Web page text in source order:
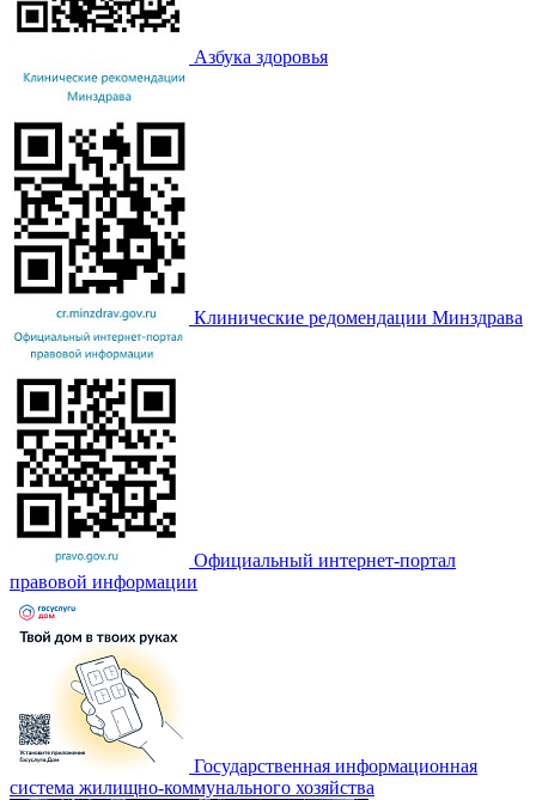
Азбука здоровья
Клинические редомендации Минздрава
Официальный интернет-портал
правовой информации
Государственная информационная
система жилищно-коммунального хозяйства